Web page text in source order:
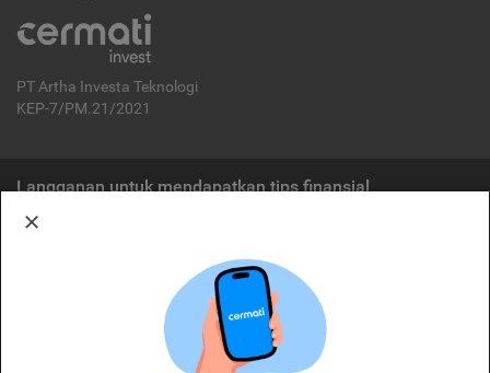
PT Artha Investa Teknologi
KEP-7/PM.21/2021
Langganan untuk mendapatkan tips finansial
Cermati merupakan penyelenggara agregasi jasa keuangan yang terdaftar di
OJK. Oleh karena itu, produk dan/atau layanan jasa keuangan yang
ditawarkan bukan merupakan produk dan/atau layanan jasa keuangan yang
diterbitkan oleh Cermati dan Cermati tidak bertanggung jawab atas tuntutan